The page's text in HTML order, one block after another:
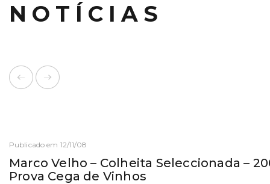
NOTÍCIAS
Publicado em 12/11/08
Marco Velho – Colheita Seleccionada –
Prova Cega de Vinhos